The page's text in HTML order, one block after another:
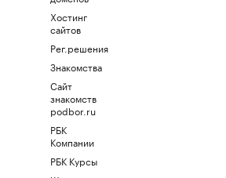
Хостинг
сайтов
Рег.решения
Знакомства
Сайт
знакомств
podbor.ru
РБК
Компании
РБК Курсы